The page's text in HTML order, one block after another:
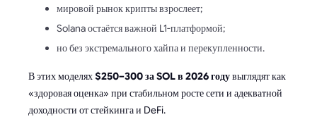
мировой рынок крипты взрослеет;
Solana остаётся важной L1-платформой;
но без экстремального хайпа и перекупленности.
В этих моделях$250–300 за SOL в 2026 годувыглядят как
«здоровая оценка» при стабильном росте сети и адекватной
доходности от стейкинга и DeFi.